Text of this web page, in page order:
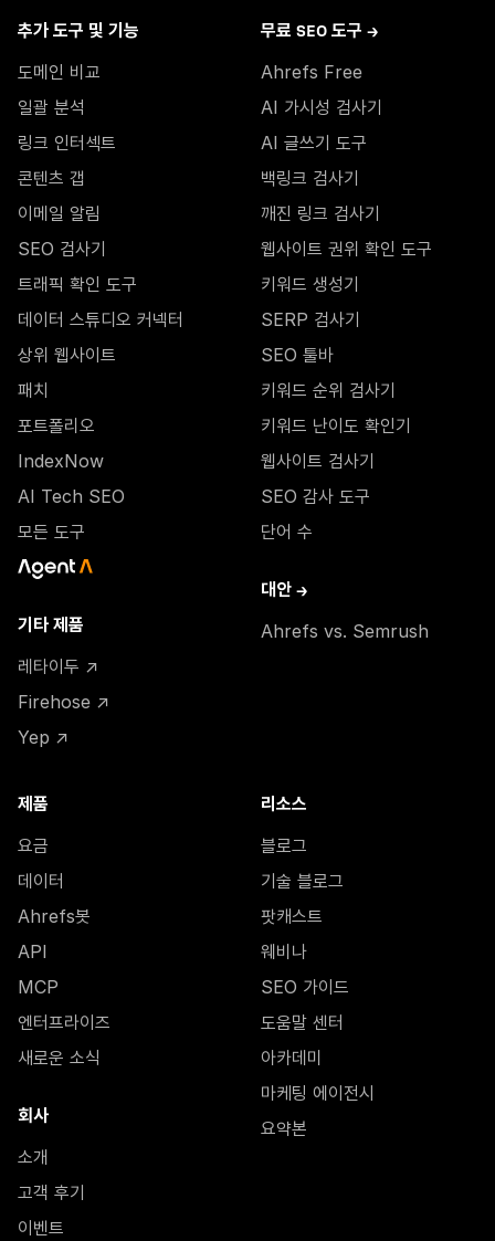
추가 도구 및 기능
도메인 비교
일괄 분석
링크 인터섹트
콘텐츠 갭
이메일 알림
SEO 검사기
트래픽 확인 도구
데이터 스튜디오 커넥터
상위 웹사이트
패치
포트폴리오
IndexNow
AI Tech SEO
모든 도구
기타 제품
레타이두 ↗
Firehose ↗
Yep ↗
무료 SEO 도구 →
Ahrefs Free
AI 가시성 검사기
AI 글쓰기 도구
백링크 검사기
깨진 링크 검사기
웹사이트 권위 확인 도구
키워드 생성기
SERP 검사기
SEO 툴바
키워드 순위 검사기
키워드 난이도 확인기
웹사이트 검사기
SEO 감사 도구
단어 수
대안 →
Ahrefs vs. Semrush
제품
요금
데이터
Ahrefs봇
API
MCP
엔터프라이즈
새로운 소식
회사
소개
고객 후기
이벤트
리소스
블로그
기술 블로그
팟캐스트
웨비나
SEO 가이드
도움말 센터
아카데미
마케팅 에이전시
요약본